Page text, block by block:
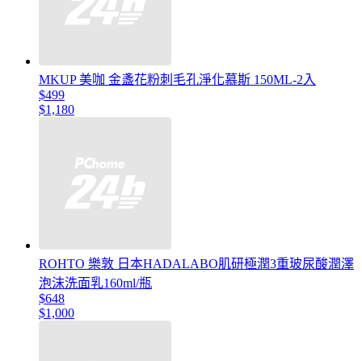
MKUP 美咖 金盞花粉刺毛孔淨化慕斯 150ML-2入
$499
$1,180
ROHTO 樂敦 日本HADALABO肌研極潤3重玻尿酸潤澤
泡沫洗面乳160ml/瓶
$648
$1,000